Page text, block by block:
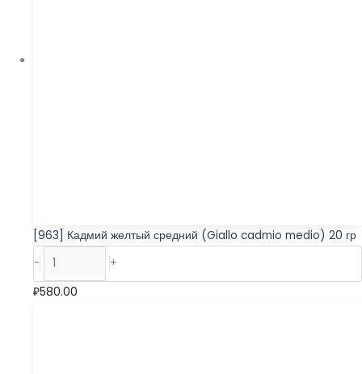
[963] Кадмий желтый средний (Giallo cadmio medio) 20 гр
-
+
₽580.00